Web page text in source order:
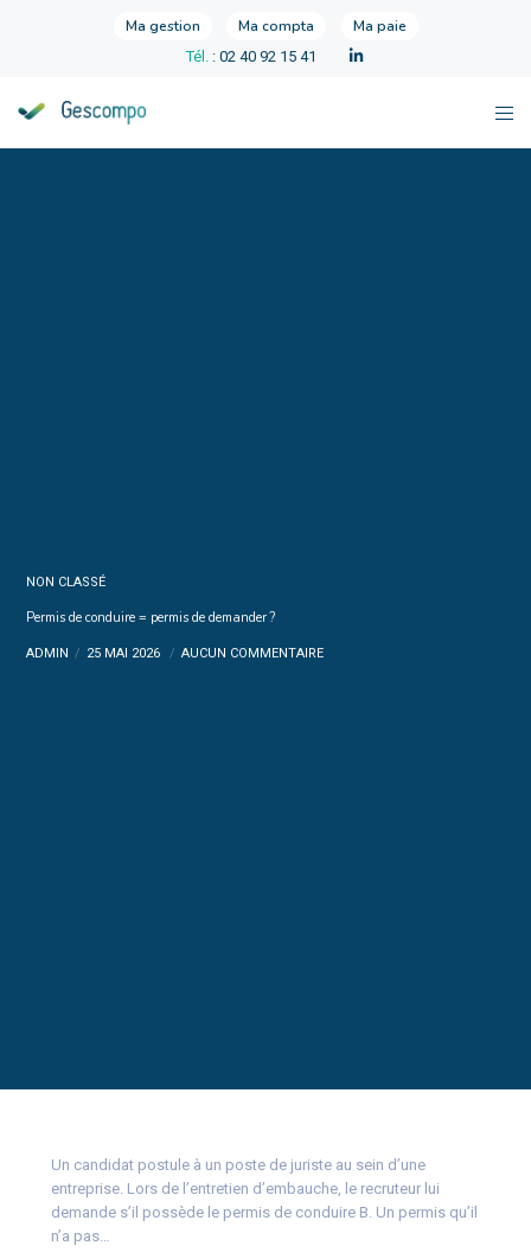
Ma gestion Ma compta Ma paie
Tél. : 02 40 92 15 41
NON CLASSÉ
Permis de conduire = permis de demander ?
ADMIN 25 MAI 2026 AUCUN COMMENTAIRE
Un candidat postule à un poste de juriste au sein d’une
entreprise. Lors de l’entretien d’embauche, le recruteur lui
demande s’il possède le permis de conduire B. Un permis qu’il
n’a pas…